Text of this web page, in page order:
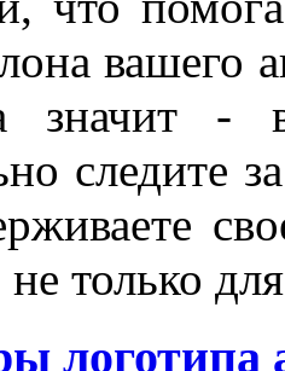
вашего
значит -
следите
не только
логотипа